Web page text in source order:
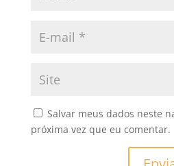
Salvar meus dados neste
próxima vez que eu comentar.